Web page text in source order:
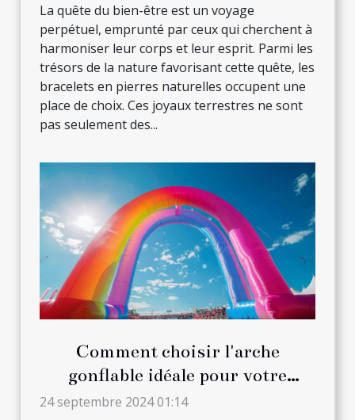
La quête du bien-être est un voyage
perpétuel, emprunté par ceux qui cherchent à
harmoniser leur corps et leur esprit. Parmi les
trésors de la nature favorisant cette quête, les
bracelets en pierres naturelles occupent une
place de choix. Ces joyaux terrestres ne sont
pas seulement des...
Comment choisir l'arche
gonflable idéale pour votre
prochain événement
24 septembre 2024 01:14